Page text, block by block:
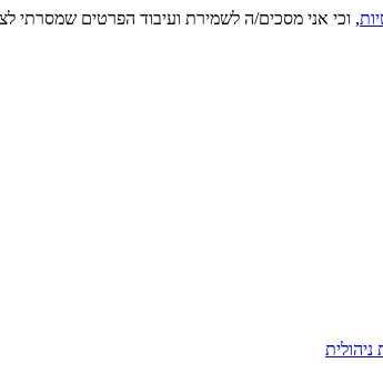
, וכי אני מסכים/ה לשמירת ועיבוד הפרטים שמסרתי